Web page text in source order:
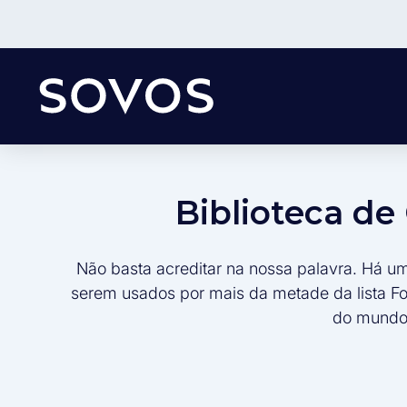
Biblioteca de
Não basta acreditar na nossa palavra. Há
serem usados por mais da metade da lista
do